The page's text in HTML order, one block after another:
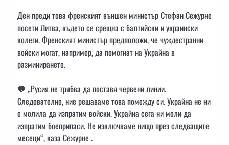
Ден преди това френският външен министър Стефан Сежурне
посети Литва, където се срещна с балтийски и украински
колеги. Френският министър предположи, че чуждестранни
войски могат, например, да помогнат на Украйна в
разминирането.
💬 „Русия не трябва да поставя червени линии.
Следователно, ние решаваме това помежду си. Украйна не ни
е молила да изпратим войски. Украйна сега ни моли да
изпратим боеприпаси. Не изключваме нищо през следващите
месеци“, каза Сежурне .